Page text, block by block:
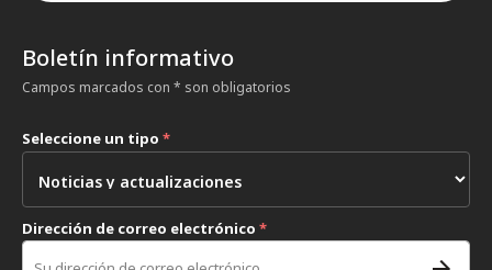
Boletín informativo
Campos marcados con * son obligatorios
Seleccione un tipo *
Dirección de correo electrónico *